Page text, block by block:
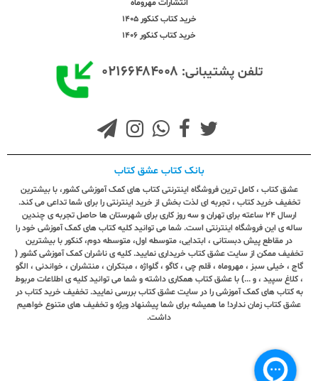
انتشارات مهروماه
خرید کتاب کنکور 1405
خرید کتاب کنکور 1406
تلفن پشتیبانی: ۰۲۱۶۶۴۸۴۰۰۸
بانک کتاب عشق کتاب
عشق کتاب ، کامل ترین فروشگاه اینترنتی کتاب های کمک آموزشی کشور، با بیشترین
تخفیف خرید کتاب ، تجربه ای لذت بخش از خرید اینترنتی را برای شما تداعی می کند.
ارسال ٢٤ ساعته برای تهران و سه روز کاری برای شهرستان ها حاصل تجربه ی چندین
ساله ی این فروشگاه اینترنتی است. شما می توانید کلیه کتاب های کمک آموزشی خود را
در مقاطع پیش دبستانی ، ابتدایی، متوسطه اول، متوسطه دوم، کنکور با بیشترین
تخفیف ممکن از سایت عشق کتاب خریداری نمایید. کلیه ی ناشران کمک آموزشی کشور (
گاج ، خیلی سبز ، مهروماه ، قلم چی ، کاگو ، گلواژه ، مبتکران ، منتشران ، خواندنی ، الگو
، کلاغ سپید ، و ...) با عشق کتاب همکاری داشته و شما می توانید کلیه ی اطلاعات مربوط
به کتاب های کمک آموزشی را در سایت عشق کتاب بررسی نمایید. تخفیف خرید کتاب در
عشق کتاب زمان ندارد! ما همیشه برای شما پیشنهاد ویژه و تخفیف های متنوع خواهیم
داشت.